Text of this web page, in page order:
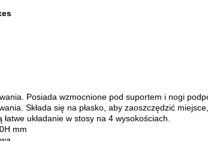
Posiada wzmocnione pod suportem i nogi
Składa się na płasko, aby zaoszczędzić
układanie w stosy na 4 wysokościach.
mm